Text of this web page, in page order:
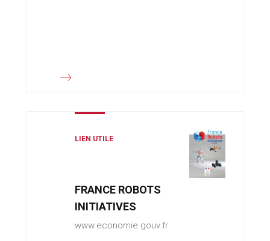
LIEN UTILE
FRANCE ROBOTS
INITIATIVES
www.economie.gouv.fr